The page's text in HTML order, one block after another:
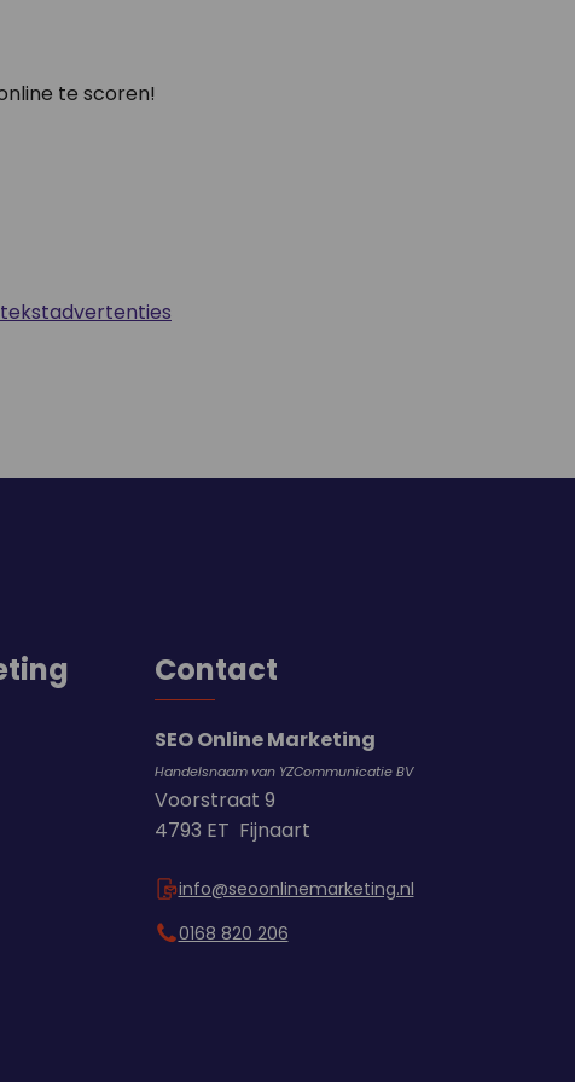
te scoren!
tekstadvertenties
Contact
SEO Online Marketing
Handelsnaam van YZCommunicatie BV
Voorstraat 9
4793 ET Fijnaart
info@seoonlinemarketing.nl
0168 820 206